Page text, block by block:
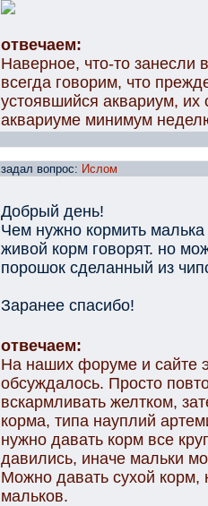
отвечаем:
Наверное, что-то занесли
всегда говорим, что
устоявшийся аквариум, их
аквариуме минимум
задал вопрос: Ислом
Добрый день!
Чем нужно кормить малька
живой корм говорят. но
порошок сделанный из
Заранее спасибо!
отвечаем:
На наших форуме и сайте
обсуждалось. Просто
вскармливать желтком,
корма, типа науплий
нужно давать корм все
давились, иначе мальки
Можно давать сухой корм,
мальков.